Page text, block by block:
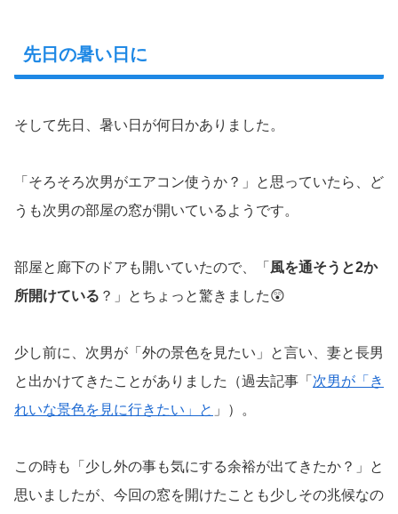
先日の暑い日に
そして先日、暑い日が何日かありました。
「そろそろ次男がエアコン使うか？」と思っていたら、ど
うも次男の部屋の窓が開いているようです。
部屋と廊下のドアも開いていたので、「 風を通そうと2か
所開けている ？」とちょっと驚きました😲
少し前に、次男が「外の景色を見たい」と言い、妻と長男
と出かけてきたことがありました（過去記事「 次男が「き
れいな景色を見に行きたい」と 」）。
この時も「少し外の事も気にする余裕が出てきたか？」と
思いましたが、今回の窓を開けたことも少しその兆候なの